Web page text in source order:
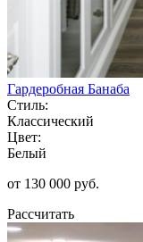
Гардеробная Банаба
Стиль:
Классический
Цвет:
Белый
от 130 000 руб.
Рассчитать